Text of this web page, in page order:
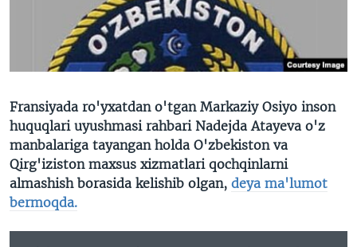
XABARLAR SURATLARDA
ODNOKLASSNIKI
TELEGRAM
TWITTER
SOUNDCLOUD
VOA
Fransiyada ro'yxatdan o'tgan Markaziy Osiyo inson
huquqlari uyushmasi rahbari Nadejda Atayeva o'z
manbalariga tayangan holda O'zbekiston va
Qirg'iziston maxsus xizmatlari qochqinlarni
almashish borasida kelishib olgan, deya ma'lumot
bermoqda.